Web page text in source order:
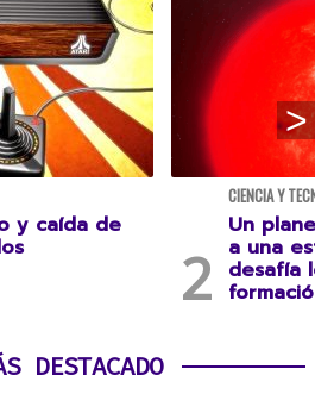
y caída de
CIENCIA Y
Un
a una
desafía
DESTACADO